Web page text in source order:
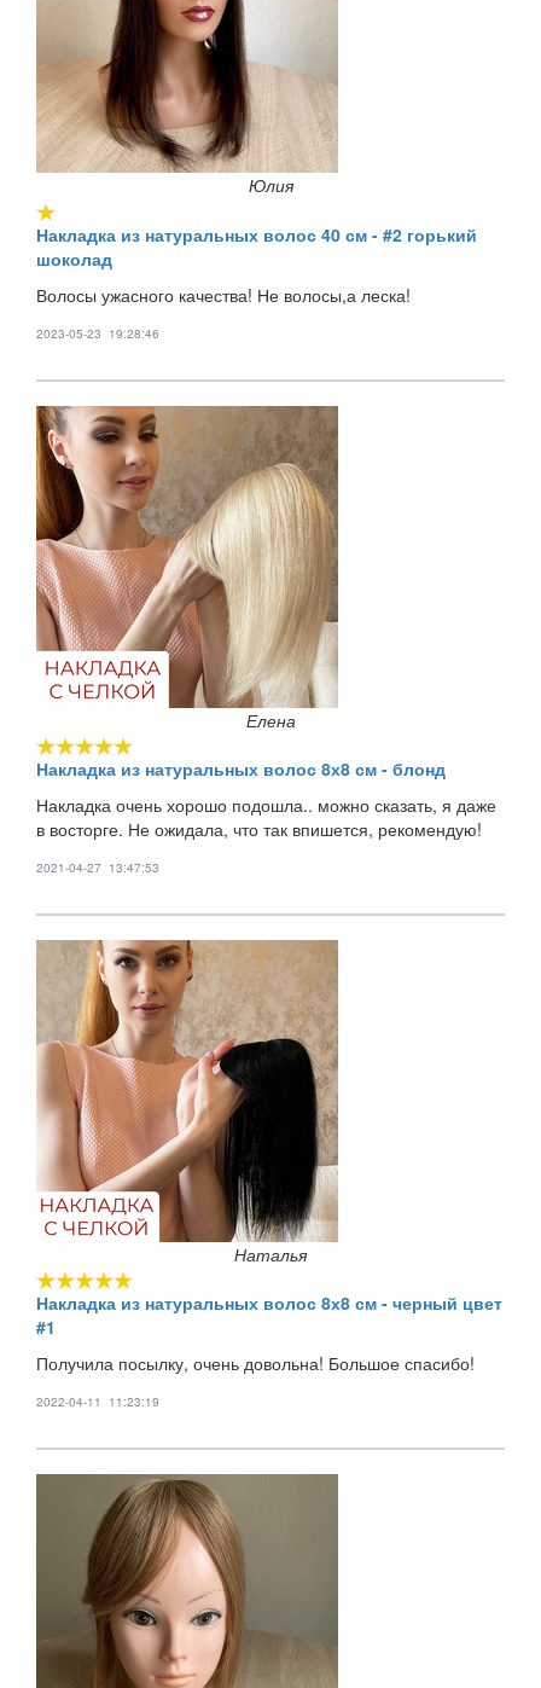
Юлия
Накладка из натуральных волос 40 см - #2 горький
шоколад
Волосы ужасного качества! Не волосы,а леска!
2023-05-23 19:28:46
Елена
Накладка из натуральных волос 8х8 см - блонд
Накладка очень хорошо подошла.. можно сказать, я даже
в восторге. Не ожидала, что так впишется, рекомендую!
2021-04-27 13:47:53
Наталья
Накладка из натуральных волос 8х8 см - черный цвет
#1
Получила посылку, очень довольна! Большое спасибо!
2022-04-11 11:23:19